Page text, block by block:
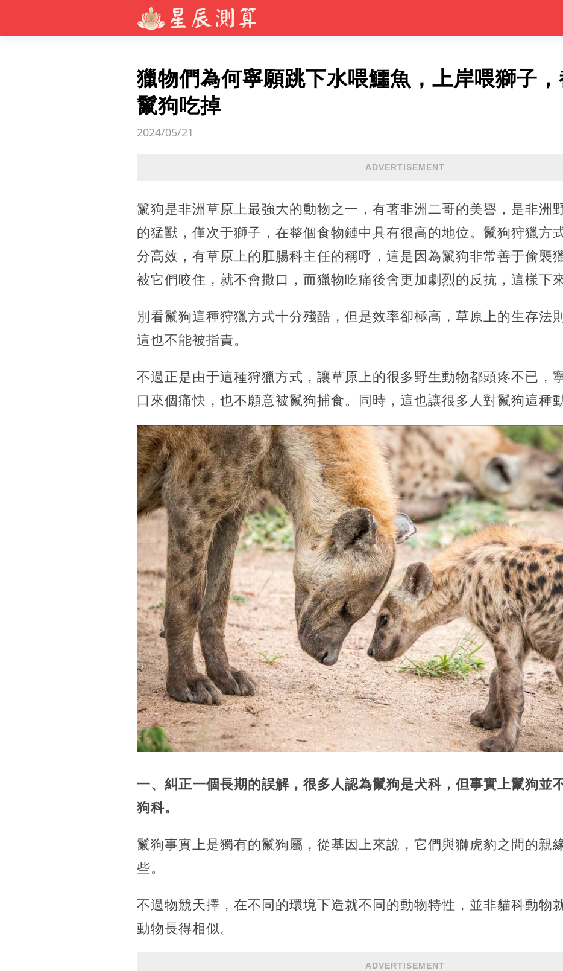
獵物們為何寧願跳下水喂鱷魚，上岸喂獅子
鬣狗吃掉
2024/05/21
ADVERTISEMENT
鬣狗是非洲草原上最強大的動物之一，有著非洲二哥的美譽，是非洲
的猛獸，僅次于獅子，在整個食物鏈中具有很高的地位。鬣狗狩獵方
分高效，有草原上的肛腸科主任的稱呼，這是因為鬣狗非常善于偷襲
被它們咬住，就不會撒口，而獵物吃痛後會更加劇烈的反抗，這樣下
別看鬣狗這種狩獵方式十分殘酷，但是效率卻極高，草原上的生存法
這也不能被指責。
不過正是由于這種狩獵方式，讓草原上的很多野生動物都頭疼不已，
口來個痛快，也不願意被鬣狗捕食。同時，這也讓很多人對鬣狗這種
一、糾正一個長期的誤解，很多人認為鬣狗是犬科，但事實上鬣狗並
狗科。
鬣狗事實上是獨有的鬣狗屬，從基因上來說，它們與獅虎豹之間的親
些。
不過物競天擇，在不同的環境下造就不同的動物特性，並非貓科動物
動物長得相似。
ADVERTISEMENT